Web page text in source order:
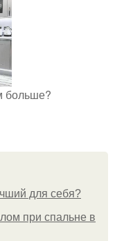
больше?
для себя?
при спальне в